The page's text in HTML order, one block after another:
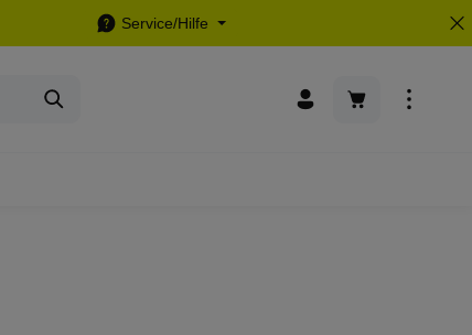
Service/Hilfe
Warenkorb